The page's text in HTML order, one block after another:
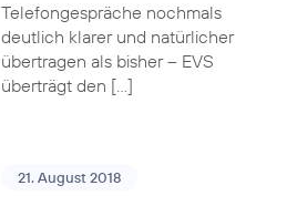
Telefongespräche nochmals
deutlich klarer und natürlicher
übertragen als bisher – EVS
überträgt den […]
21. August 2018